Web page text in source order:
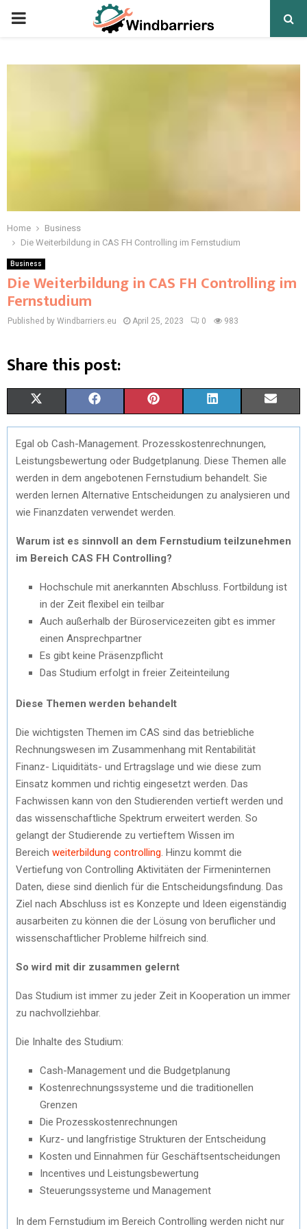
PRIMARY
Home
Business
Die Weiterbildung in CAS FH Controlling im Fernstudium
Business
Die Weiterbildung in CAS FH Controlling im
Fernstudium
Published by Windbarriers.eu April 25, 2023 0 983
Share this post:
H
A
R
E
N
(
T
W
I
R
)
H
A
R
E
N
A
C
E
B
H
A
R
E
N
I
N
T
E
H
A
R
E
N
I
N
K
E
H
E
N
M
L
Egal ob Cash-Management. Prozesskostenrechnungen,
Leistungsbewertung oder Budgetplanung. Diese Themen alle
werden in dem angebotenen Fernstudium behandelt. Sie
werden lernen Alternative Entscheidungen zu analysieren und
wie Finanzdaten verwendet werden.
Warum ist es sinnvoll an dem Fernstudium teilzunehmen
im Bereich CAS FH Controlling?
Hochschule mit anerkannten Abschluss. Fortbildung ist
in der Zeit flexibel ein teilbar
Auch außerhalb der Büroservicezeiten gibt es immer
einen Ansprechpartner
Es gibt keine Präsenzpflicht
Das Studium erfolgt in freier Zeiteinteilung
Diese Themen werden behandelt
Die wichtigsten Themen im CAS sind das betriebliche
Rechnungswesen im Zusammenhang mit Rentabilität
Finanz- Liquiditäts- und Ertragslage und wie diese zum
Einsatz kommen und richtig eingesetzt werden. Das
Fachwissen kann von den Studierenden vertieft werden und
das wissenschaftliche Spektrum erweitert werden. So
gelangt der Studierende zu vertieftem Wissen im
Bereich weiterbildung controlling . Hinzu kommt die
Vertiefung von Controlling Aktivitäten der Firmeninternen
Daten, diese sind dienlich für die Entscheidungsfindung. Das
Ziel nach Abschluss ist es Konzepte und Ideen eigenständig
ausarbeiten zu können die der Lösung von beruflicher und
wissenschaftlicher Probleme hilfreich sind.
So wird mit dir zusammen gelernt
Das Studium ist immer zu jeder Zeit in Kooperation un immer
zu nachvollziehbar.
Die Inhalte des Studium:
Cash-Management und die Budgetplanung
Kostenrechnungssysteme und die traditionellen
Grenzen
Die Prozesskostenrechnungen
Kurz- und langfristige Strukturen der Entscheidung
Kosten und Einnahmen für Geschäftsentscheidungen
Incentives und Leistungsbewertung
Steuerungssysteme und Management
In dem Fernstudium im Bereich Controlling werden nicht nur